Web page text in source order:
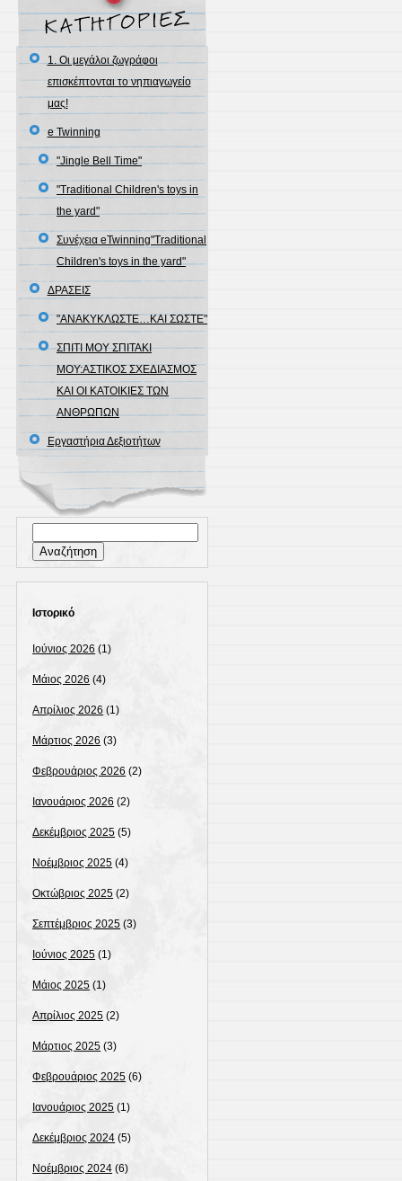
1. Oι μεγάλοι ζωγράφοι
επισκέπτονται το νηπιαγωγείο
μας!
e Twinning
"Jingle Bell Time"
"Traditional Children's toys in
the yard"
Συνέχεια eTwinning"Traditional
Children's toys in the yard"
ΔΡΑΣΕΙΣ
"ΑΝΑΚΥΚΛΩΣΤΕ…ΚΑΙ ΣΩΣΤΕ"
ΣΠΙΤΙ ΜΟΥ ΣΠΙΤΑΚΙ
ΜΟΥ:ΑΣΤΙΚΟΣ ΣΧΕΔΙΑΣΜΟΣ
ΚΑΙ ΟΙ ΚΑΤΟΙΚΙΕΣ ΤΩΝ
ΑΝΘΡΩΠΩΝ
Εργαστήρια Δεξιοτήτων
για:
Ιστορικό
Ιούνιος 2026 (1)
Μάιος 2026 (4)
Απρίλιος 2026 (1)
Μάρτιος 2026 (3)
Φεβρουάριος 2026 (2)
Ιανουάριος 2026 (2)
Δεκέμβριος 2025 (5)
Νοέμβριος 2025 (4)
Οκτώβριος 2025 (2)
Σεπτέμβριος 2025 (3)
Ιούνιος 2025 (1)
Μάιος 2025 (1)
Απρίλιος 2025 (2)
Μάρτιος 2025 (3)
Φεβρουάριος 2025 (6)
Ιανουάριος 2025 (1)
Δεκέμβριος 2024 (5)
Νοέμβριος 2024 (6)